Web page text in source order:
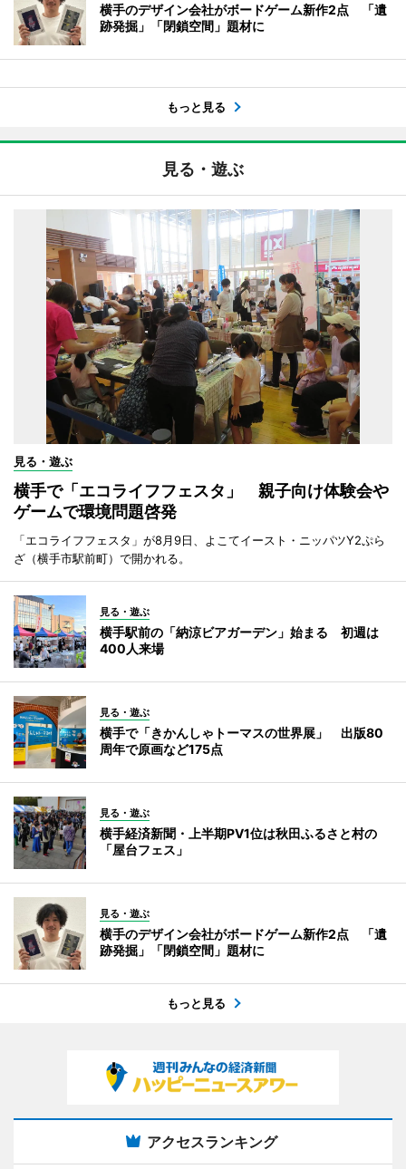
横手のデザイン会社がボードゲーム新作2点 「遺
跡発掘」「閉鎖空間」題材に
もっと見る
見る・遊ぶ
見る・遊ぶ
横手で「エコライフフェスタ」 親子向け体験会や
ゲームで環境問題啓発
「エコライフフェスタ」が8月9日、よこてイースト・ニッパツY2ぷら
ざ（横手市駅前町）で開かれる。
見る・遊ぶ
横手駅前の「納涼ビアガーデン」始まる 初週は
400人来場
見る・遊ぶ
横手で「きかんしゃトーマスの世界展」 出版80
周年で原画など175点
見る・遊ぶ
横手経済新聞・上半期PV1位は秋田ふるさと村の
「屋台フェス」
見る・遊ぶ
横手のデザイン会社がボードゲーム新作2点 「遺
跡発掘」「閉鎖空間」題材に
もっと見る
アクセスランキング